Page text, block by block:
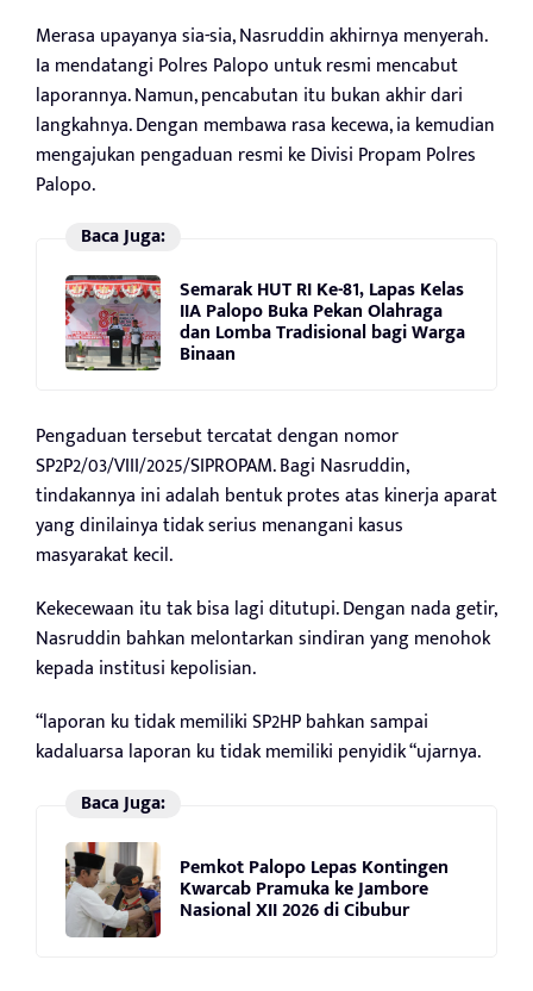
Merasa upayanya sia-sia, Nasruddin akhirnya menyerah.
Ia mendatangi Polres Palopo untuk resmi mencabut
laporannya. Namun, pencabutan itu bukan akhir dari
langkahnya. Dengan membawa rasa kecewa, ia kemudian
mengajukan pengaduan resmi ke Divisi Propam Polres
Palopo.
Baca Juga:
Semarak HUT RI Ke-81, Lapas Kelas
IIA Palopo Buka Pekan Olahraga
dan Lomba Tradisional bagi Warga
Binaan
Pengaduan tersebut tercatat dengan nomor
SP2P2/03/VIII/2025/SIPROPAM. Bagi Nasruddin,
tindakannya ini adalah bentuk protes atas kinerja aparat
yang dinilainya tidak serius menangani kasus
masyarakat kecil.
Kekecewaan itu tak bisa lagi ditutupi. Dengan nada getir,
Nasruddin bahkan melontarkan sindiran yang menohok
kepada institusi kepolisian.
“laporan ku tidak memiliki SP2HP bahkan sampai
kadaluarsa laporan ku tidak memiliki penyidik “ujarnya.
Baca Juga:
Pemkot Palopo Lepas Kontingen
Kwarcab Pramuka ke Jambore
Nasional XII 2026 di Cibubur